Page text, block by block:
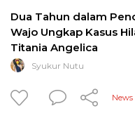
Dua Tahun dalam
Wajo Ungkap Kasus
Titania Angelica
Syukur Nutu
News